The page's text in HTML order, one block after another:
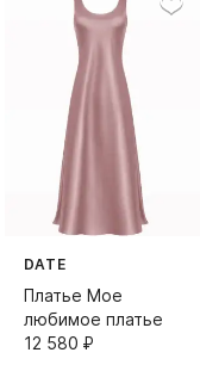
DATE
Платье Мое
любимое платье
12 580⁠ ⁠₽